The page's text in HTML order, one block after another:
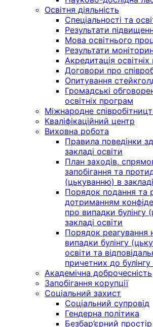
Освітня діяльність
Спеціальності та
Результати
Мова освітнього
Результати
Акредитація
Договори про
Опитування
Громадські
освітніх програм
Міжнародне
Кваліфікаційний центр
Виховна робота
Правила поведінки
закладі освіти
План заходів,
запобігання та
(цькуванню) в
Порядок подання та
дотриманням
про випадки булінгу
закладі освіти
Порядок реагування
випадки булінгу
освіти та
причетних до
Академічна доброчесність
Запобігання корупції
Соціальний захист
Соціальний супровід
Гендерна політика
Безбар’єрний простір